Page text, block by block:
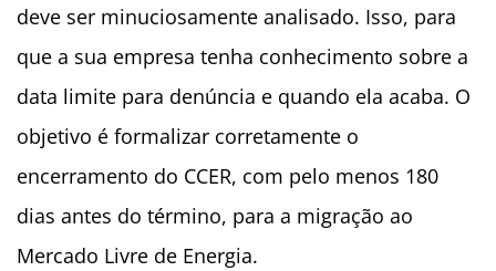
deve ser minuciosamente analisado. Isso, para
que a sua empresa tenha conhecimento sobre a
data limite para denúncia e quando ela acaba. O
objetivo é formalizar corretamente o
encerramento do CCER, com pelo menos 180
dias antes do término, para a migração ao
Mercado Livre de Energia.